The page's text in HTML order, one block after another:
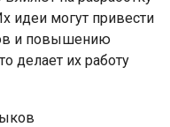
идеи могут привести
и повышению
делает их работу